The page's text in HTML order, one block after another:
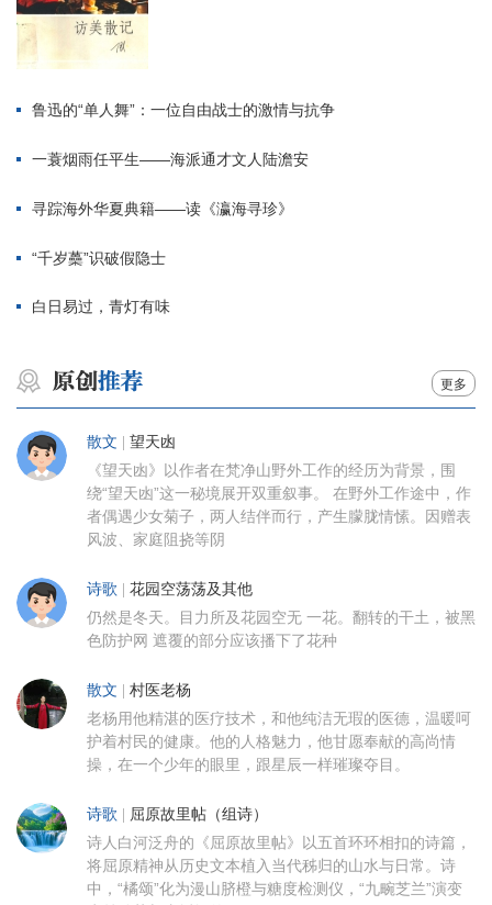
鲁迅的“单人舞”：一位自由战士的激情与抗争
一蓑烟雨任平生——海派通才文人陆澹安
寻踪海外华夏典籍——读《瀛海寻珍》
“千岁蘽”识破假隐士
白日易过，青灯有味
更多
散文 | 望天凼
《望天凼》以作者在梵净山野外工作的经历为背景，围
绕“望天凼”这一秘境展开双重叙事。 在野外工作途中，作
者偶遇少女菊子，两人结伴而行，产生朦胧情愫。因赠表
风波、家庭阻挠等阴
诗歌 | 花园空荡荡及其他
仍然是冬天。目力所及花园空无 一花。翻转的干土，被黑
色防护网 遮覆的部分应该播下了花种
散文 | 村医老杨
老杨用他精湛的医疗技术，和他纯洁无瑕的医德，温暖呵
护着村民的健康。他的人格魅力，他甘愿奉献的高尚情
操，在一个少年的眼里，跟星辰一样璀璨夺目。
诗歌 | 屈原故里帖（组诗）
诗人白河泛舟的《屈原故里帖》以五首环环相扣的诗篇，
将屈原精神从历史文本植入当代秭归的山水与日常。诗
中，“橘颂”化为漫山脐橙与糖度检测仪，“九畹芝兰”演变